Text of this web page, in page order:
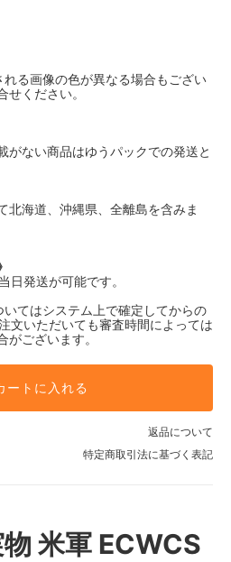
る画像の色が異なる場合もござい
せください。
がない商品はゆうパックでの発送と
北海道、沖縄県、全離島を含みま
日発送が可能です。
てはシステム上で確定してからの
文いただいても審査時間によっては
がございます。
ートに入れる
返品について
特定商取引法に基づく表記
米軍 ECWCS